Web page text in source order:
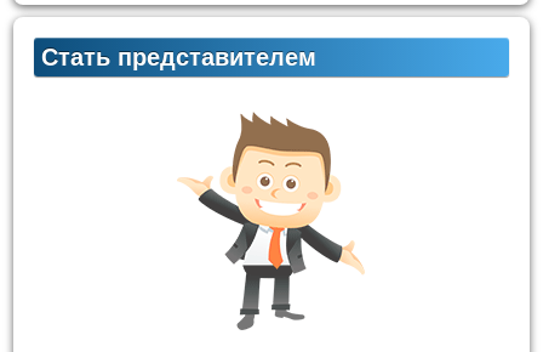
Стать представителем